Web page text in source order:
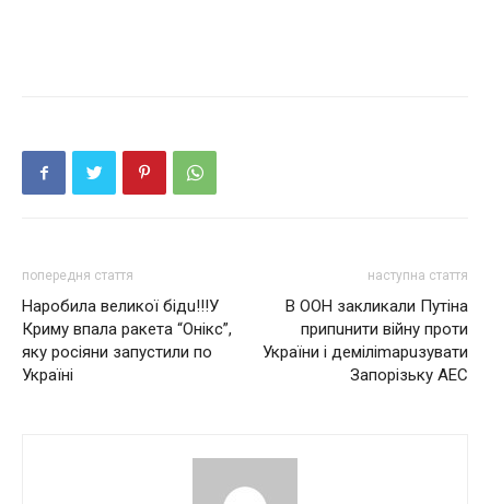
попередня стаття
Наробила великої бiдu!!!У
Криму впала рaкeтa “Онікс”,
яку росіяни запустили по
Україні
наступна стаття
В OОН закликали Путіна
припuнити вiйнy проти
України і демiлimарuзувaти
Запорізьку АЕС